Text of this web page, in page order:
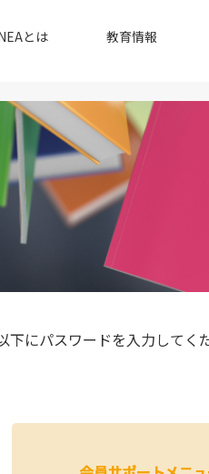
とは 教育情報
にパスワードを入力してく